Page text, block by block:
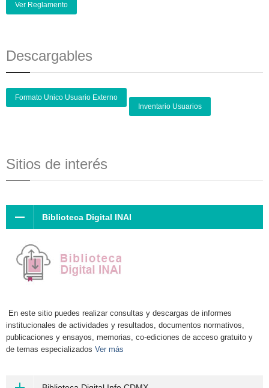
Ver Reglamento
Descargables
Formato Unico Usuario Externo
Inventario Usuarios
Sitios de interés
Biblioteca Digital INAI
En este sitio puedes realizar consultas y descargas de informes
institucionales de actividades y resultados, documentos normativos,
publicaciones y ensayos, memorias, co-ediciones de acceso gratuito y
de temas especializados Ver más